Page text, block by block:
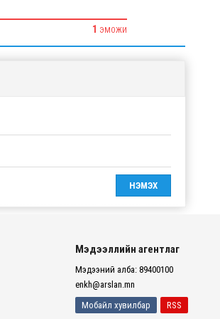
1 ЭМОЖИ
Мэдээллийн агентлаг
Мэдээний алба: 89400100
enkh@arslan.mn
Мобайл хувилбар
RSS